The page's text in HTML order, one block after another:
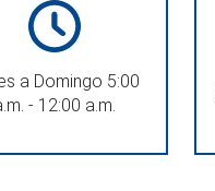
a Domingo 5:00
- 12:00 a.m.